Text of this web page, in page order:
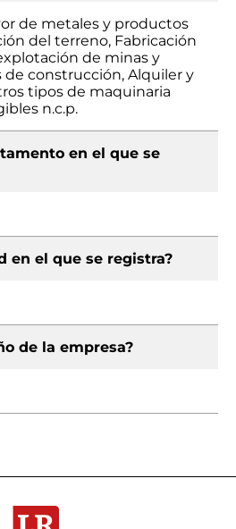
de metales y productos
del terreno, Fabricación
de minas y
de construcción, Alquiler y
tipos de maquinaria
n.c.p.
en el que se
en el que se registra?
de la empresa?